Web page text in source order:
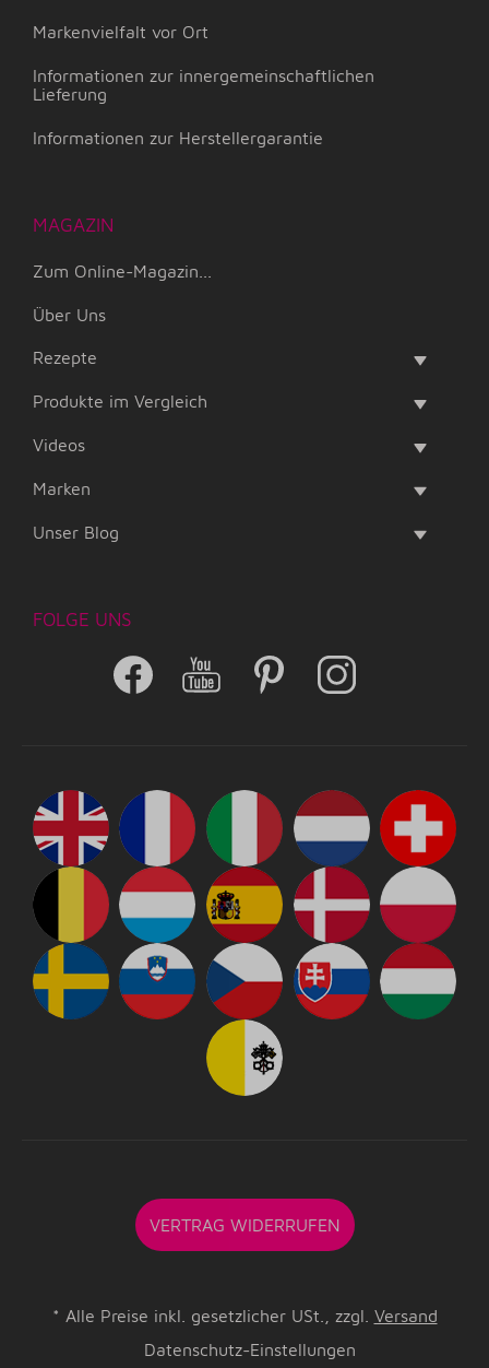
Markenvielfalt vor Ort
Informationen zur innergemeinschaftlichen
Lieferung
Informationen zur Herstellergarantie
MAGAZIN
Zum Online-Magazin...
Über Uns
Rezepte
Produkte im Vergleich
Videos
Marken
Unser Blog
FOLGE UNS
VERTRAG WIDERRUFEN
* Alle Preise inkl. gesetzlicher USt., zzgl. Versand
Datenschutz-Einstellungen